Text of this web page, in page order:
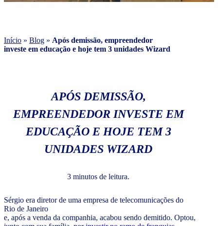
Início » Blog » Após demissão, empreendedor
investe em educação e hoje tem 3 unidades Wizard
APÓS DEMISSÃO,
EMPREENDEDOR INVESTE EM
EDUCAÇÃO E HOJE TEM 3
UNIDADES WIZARD
3 minutos de leitura.
Sérgio era diretor de uma empresa de telecomunicações do
Rio de Janeiro
e, após a venda da companhia, acabou sendo demitido. Optou,